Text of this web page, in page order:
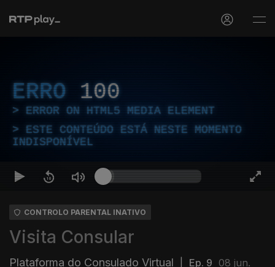
ERRO 100
ERROR ON HTML5 MEDIA ELEMENT
ESTE CONTEÚDO ESTÁ NESTE MOMENTO
INDISPONÍVEL
CONTROLO PARENTAL INATIVO
Visita Consular
Plataforma do Consulado Virtual Ep. 9 08 jun.